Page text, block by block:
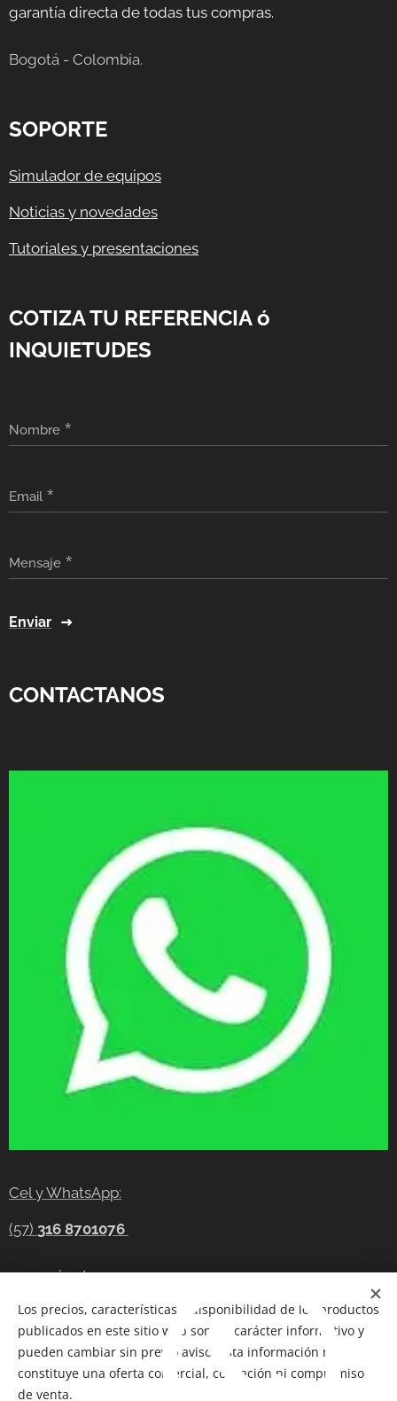
garantía directa de todas tus compras.
Bogotá - Colombia.
SOPORTE
Simulador de equipos
Noticias y novedades
Tutoriales y presentaciones
COTIZA TU REFERENCIA ó
INQUIETUDES
Nombre
Email
Mensaje
Enviar
CONTACTANOS
Cel y WhatsApp:
(57) 316 8701076
gerencia@tecnocompras.com.co
Cel y WhatsApp:(57)316 8701076
Cel: (57) 300 8686914
Telegram:
Los precios, características y disponibilidad de los productos
publicados en este sitio web son de carácter informativo y
pueden cambiar sin previo aviso. Esta información no
constituye una oferta comercial, cotización ni compromiso
de venta.